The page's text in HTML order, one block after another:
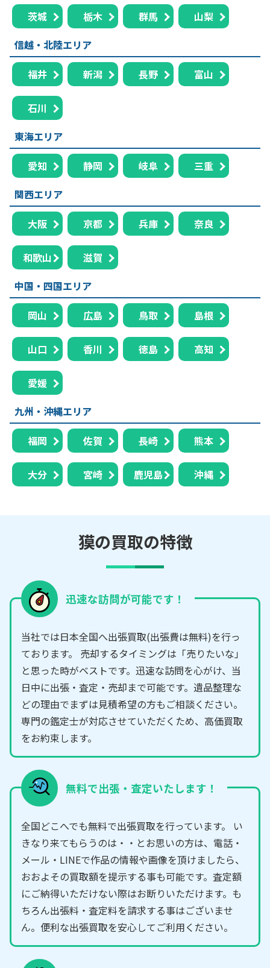
茨城 栃木 群馬
山梨
信越・北陸エリア
福井 新潟 長野 富山
石川
東海エリア
愛知 静岡 岐阜
三重
関西エリア
大阪 京都 兵庫 奈良
和歌山
滋賀
中国・四国エリア
岡山 広島 鳥取 島根
山口 香川 徳島 高知
愛媛
九州・沖縄エリア
福岡 佐賀 長崎 熊本
大分 宮崎 鹿児島 沖縄
獏の買取の特徴
迅速な訪問が可能です！
当社では日本全国へ出張買取(出張費は無料)を行っ
ております。 売却するタイミングは「売りたいな」
と思った時がベストです。迅速な訪問を心がけ、当
日中に出張・査定・売却まで可能です。遺品整理な
どの理由でまずは見積希望の方もご相談ください。
専門の鑑定士が対応させていただくため、高価買取
をお約束します。
無料で出張・査定いたします！
全国どこへでも無料で出張買取を行っています。 い
きなり来てもらうのは・・とお思いの方は、電話・
メール・LINEで作品の情報や画像を頂けましたら、
おおよその買取額を提示する事も可能です。査定額
にご納得いただけない際はお断りいただけます。も
ちろん出張料・査定料を請求する事はございませ
ん。便利な出張買取を安心してご利用ください。